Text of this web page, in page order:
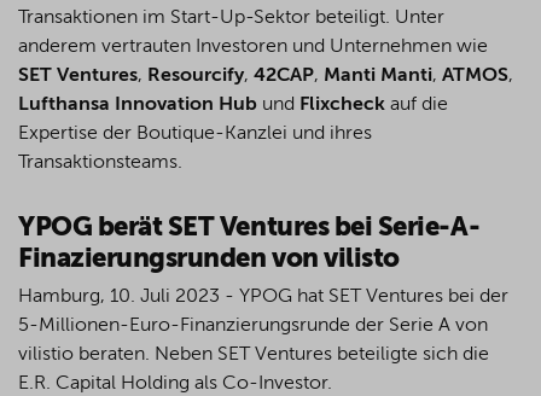
For more details, see the cookie settings and our
privacy policy.
Transaktionen im Start-Up-Sektor beteiligt. Unter
anderem vertrauten Investoren und Unternehmen wie
SET Ventures, Resourcify, 42CAP, Manti Manti, ATMOS,
Lufthansa Innovation Hub und Flixcheck auf die
Expertise der Boutique-Kanzlei und ihres
Transaktionsteams.
YPOG berät SET Ventures bei Serie-A-
Finazierungsrunden von vilisto
Hamburg, 10. Juli 2023 - YPOG hat SET Ventures bei der
5-Millionen-Euro-Finanzierungsrunde der Serie A von
vilistio beraten. Neben SET Ventures beteiligte sich die
E.R. Capital Holding als Co-Investor.